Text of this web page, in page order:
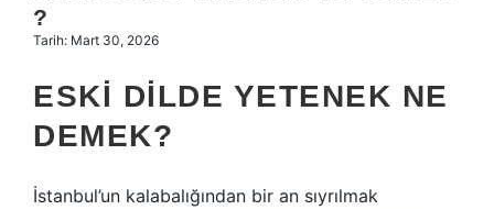
?
Tarih: Mart 30, 2026
ESKI DILDE YETENEK NE
DEMEK?
İstanbul’un kalabalığından bir an sıyrılmak